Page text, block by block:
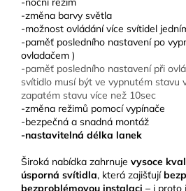
-změna barvy světla
-možnost ovládání více svítidel
-paměť posledního nastavení po
ovladačem )
-paměť posledního nastavení při
svítidlo musí být ve vypnutém stavu
zapatém stavu více než 10sec
-změna režimů pomocí vypínače
-bezpečná a snadná montáž
-nastavitelná délka lanek
Široká nabídka zahrnuje vysoce
úsporná svítidla, která zajišťují